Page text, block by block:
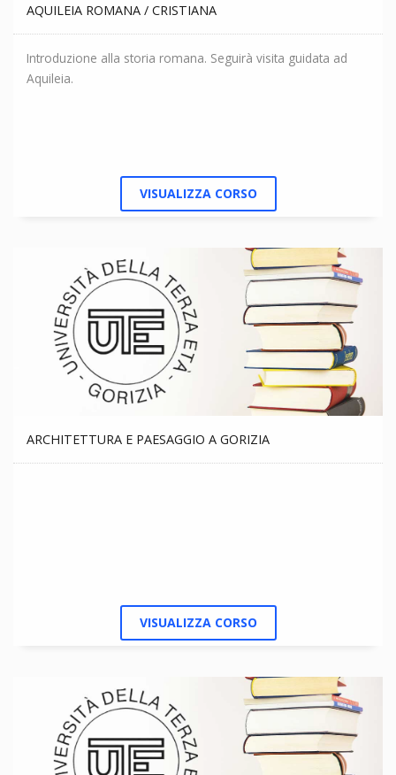
AQUILEIA ROMANA / CRISTIANA
Introduzione alla storia romana. Seguirà visita guidata ad
Aquileia.
VISUALIZZA CORSO
ARCHITETTURA E PAESAGGIO A GORIZIA
VISUALIZZA CORSO